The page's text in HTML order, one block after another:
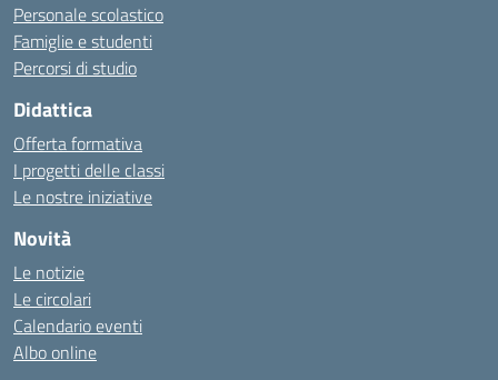
Personale scolastico
Famiglie e studenti
Percorsi di studio
Didattica
Offerta formativa
I progetti delle classi
Le nostre iniziative
Novità
Le notizie
Le circolari
Calendario eventi
Albo online